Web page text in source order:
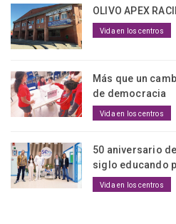
OLIVO APEX
Vida en los centros
Más que un
de democracia
Vida en los centros
50 aniversario
siglo educando
Vida en los centros